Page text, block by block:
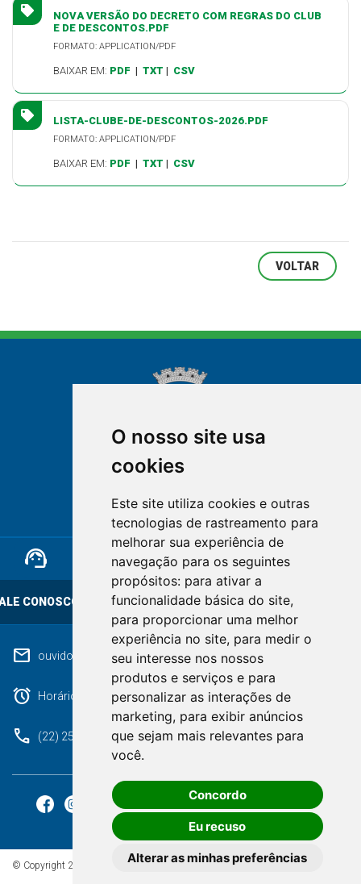
O nosso site usa
cookies
Este site utiliza cookies e outras
tecnologias de rastreamento para
melhorar sua experiência de
navegação para os seguintes
propósitos: para ativar a
funcionalidade básica do site,
para proporcionar uma melhor
experiência no site, para medir o
seu interesse nos nossos
produtos e serviços e para
personalizar as interações de
marketing, para exibir anúncios
que sejam mais relevantes para
você.
Concordo
Eu recuso
Alterar as minhas preferências
NOVA VERSÃO DO DECRETO COM REGRAS DO CLUB
E DE DESCONTOS.PDF
FORMATO: APPLICATION/PDF
BAIXAR EM: PDF | TXT | CSV
LISTA-CLUBE-DE-DESCONTOS-2026.PDF
FORMATO: APPLICATION/PDF
BAIXAR EM: PDF | TXT | CSV
VOLTAR
NOVA FRIBURGO
RIO DE JANEIRO
mail ouvidoriageral@pmnf.rj.gov.br
alarm Horário de atendimento: Segunda a Sexta das 09h às 17h.
phone (22) 2525-9100
support_agent
CONOSCO
mail
OUVIDORIA
© Copyright 2026 - Todos os direitos reservados à Prefeitura de